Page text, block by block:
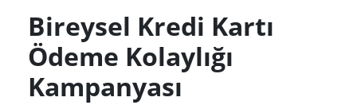
Bireysel Kredi Kartı
Ödeme Kolaylığı
Kampanyası